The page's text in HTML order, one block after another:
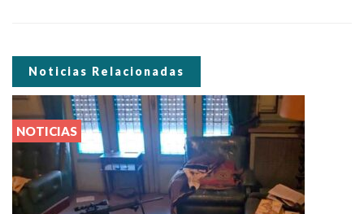
Noticias Relacionadas
NOTICIAS